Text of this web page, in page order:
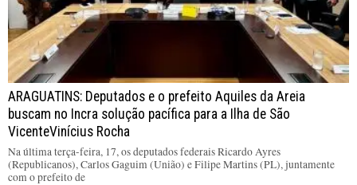
ARAGUATINS: Deputados e o prefeito Aquiles da Areia
buscam no Incra solução pacífica para a Ilha de São
VicenteVinícius Rocha
Na última terça-feira, 17, os deputados federais Ricardo Ayres
(Republicanos), Carlos Gaguim (União) e Filipe Martins (PL), juntamente
com o prefeito de